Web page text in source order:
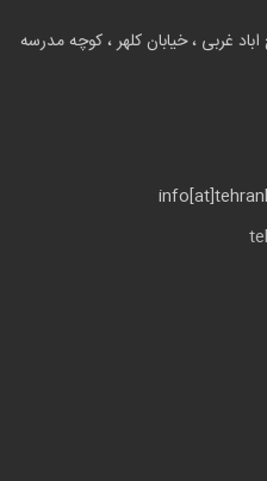
غربی ، خیابان کلهر ، کوچه مدرسه